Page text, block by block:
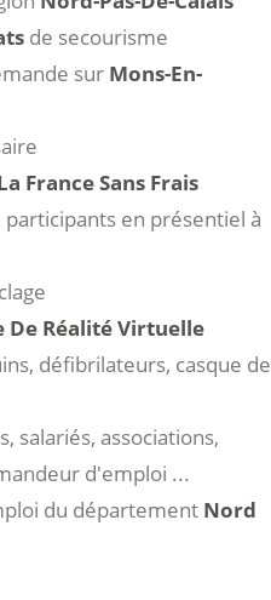
de secourisme
sur Mons-En-
France Sans Frais
en présentiel à
De Réalité Virtuelle
défibrilateurs, casque de
salariés, associations,
d'emploi ...
du département Nord